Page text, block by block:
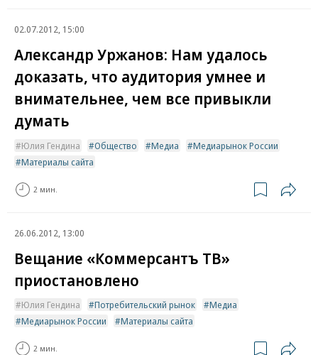
02.07.2012, 15:00
Александр Уржанов: Нам удалось
доказать, что аудитория умнее и
внимательнее, чем все привыкли
думать
Юлия Гендина Общество Медиа
Медиарынок России
Материалы сайта
2 мин.
26.06.2012, 13:00
Вещание «Коммерсантъ ТВ»
приостановлено
Юлия Гендина Потребительский рынок
Медиа
Медиарынок России
Материалы сайта
2 мин.